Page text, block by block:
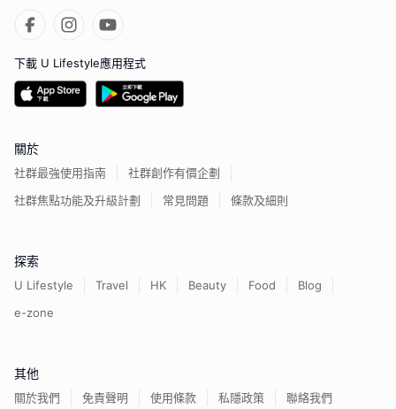
下載 U Lifestyle應用程式
關於
社群最強使用指南
社群創作有價企劃
社群焦點功能及升級計劃
常見問題 條款及細則
探索
U Lifestyle Travel HK Beauty Food
Blog
e-zone
其他
關於我們 免責聲明 使用條款 私隱政策 聯絡我們